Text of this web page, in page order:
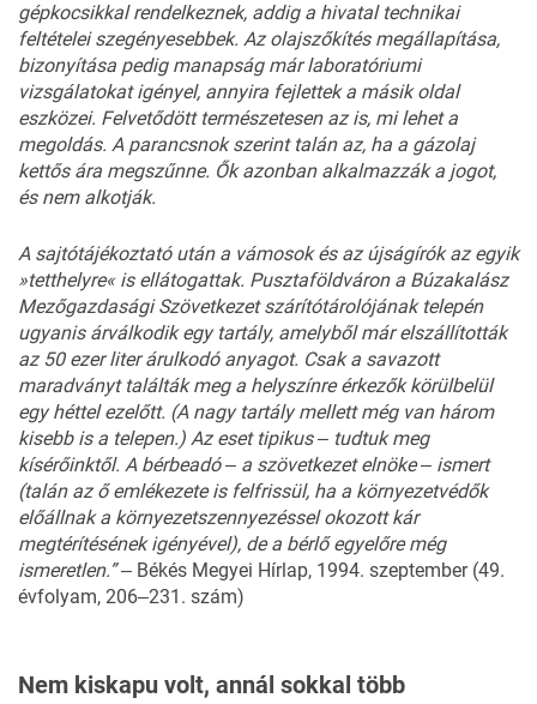
gépkocsikkal rendelkeznek, addig a hivatal technikai
feltételei szegényesebbek. Az olajszőkítés megállapítása,
bizonyítása pedig manapság már laboratóriumi
vizsgálatokat igényel, annyira fejlettek a másik oldal
eszközei. Felvetődött természetesen az is, mi lehet a
megoldás. A parancsnok szerint talán az, ha a gázolaj
kettős ára megszűnne. Ők azonban alkalmazzák a jogot,
és nem alkotják.
A sajtótájékoztató után a vámosok és az újságírók az egyik
»tetthelyre« is ellátogattak. Pusztaföldváron a Búzakalász
Mezőgazdasági Szövetkezet szárítótárolójának telepén
ugyanis árválkodik egy tartály, amelyből már elszállították
az 50 ezer liter árulkodó anyagot. Csak a savazott
maradványt találták meg a helyszínre érkezők körülbelül
egy héttel ezelőtt. (A nagy tartály mellett még van három
kisebb is a telepen.) Az eset tipikus ‒ tudtuk meg
kísérőinktől. A bérbeadó ‒ a szövetkezet elnöke ‒ ismert
(talán az ő emlékezete is felfrissül, ha a környezetvédők
előállnak a környezetszennyezéssel okozott kár
megtérítésének igényével), de a bérlő egyelőre még
ismeretlen.” ‒ Békés Megyei Hírlap, 1994. szeptember (49.
évfolyam, 206‒231. szám)
Nem kiskapu volt, annál sokkal több